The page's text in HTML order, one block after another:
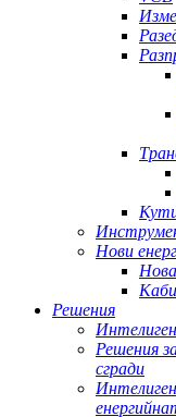
Нови
Решения
Решения
сгради